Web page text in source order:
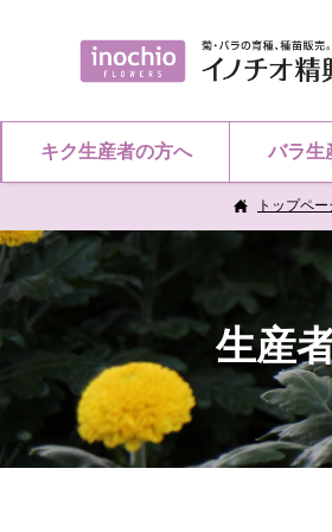
キク生産者の方へ バラ生
トップペー
生産